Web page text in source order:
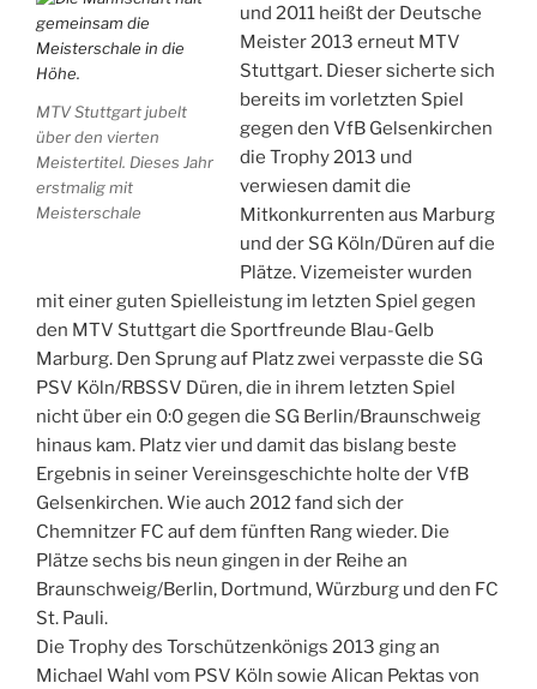
MTV Stuttgart jubelt
über den vierten
Meistertitel. Dieses Jahr
erstmalig mit
Meisterschale
und 2011 heißt der Deutsche
Meister 2013 erneut MTV
Stuttgart. Dieser sicherte sich
bereits im vorletzten Spiel
gegen den VfB Gelsenkirchen
die Trophy 2013 und
verwiesen damit die
Mitkonkurrenten aus Marburg
und der SG Köln/Düren auf die
Plätze. Vizemeister wurden
mit einer guten Spielleistung im letzten Spiel gegen
den MTV Stuttgart die Sportfreunde Blau-Gelb
Marburg. Den Sprung auf Platz zwei verpasste die SG
PSV Köln/RBSSV Düren, die in ihrem letzten Spiel
nicht über ein 0:0 gegen die SG Berlin/Braunschweig
hinaus kam. Platz vier und damit das bislang beste
Ergebnis in seiner Vereinsgeschichte holte der VfB
Gelsenkirchen. Wie auch 2012 fand sich der
Chemnitzer FC auf dem fünften Rang wieder. Die
Plätze sechs bis neun gingen in der Reihe an
Braunschweig/Berlin, Dortmund, Würzburg und den FC
St. Pauli.
Die Trophy des Torschützenkönigs 2013 ging an
Michael Wahl vom PSV Köln sowie Alican Pektas von